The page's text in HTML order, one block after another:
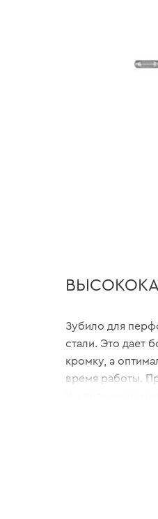
Зубило для
стали. Это дает
кромку, а
время работы.